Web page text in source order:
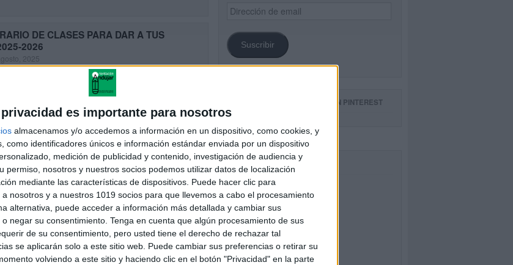
es importante para nosotros
almacenamos y/o accedemos a información en un dispositivo, como cookies, y
como identificadores únicos e información estándar enviada por un dispositivo
medición de publicidad y contenido, investigación de audiencia y
permiso, nosotros y nuestros socios podemos utilizar datos de localización
mediante las características de dispositivos. Puede hacer clic para
nosotros y a nuestros 1019 socios para que llevemos a cabo el procesamiento
alternativa, puede acceder a información más detallada y cambiar sus
negar su consentimiento. Tenga en cuenta que algún procesamiento de sus
de su consentimiento, pero usted tiene el derecho de rechazar tal
se aplicarán solo a este sitio web. Puede cambiar sus preferencias o retirar su
volviendo a este sitio y haciendo clic en el botón "Privacidad" en la parte
DE CLASES PARA DAR A TUS
2026
2025
con organización y un toque de creatividad con estos
listos para rellenar. Pensados para Educación Infantil
ideales para entregar a tus alumnos […]
Poster carteles de cumpleaños anual
2025
pensado para embellecer tu aula de forma práctica y
de un poster de cumpleaños anual, perfecto para
especiales de tus alumnos […]
Dirección
de
Suscribir
SIGUE NUESTROS TABLEROS EN PINTEREST